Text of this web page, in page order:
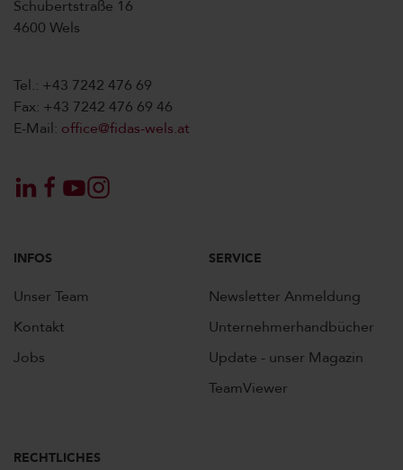
Schubertstraße 16
4600 Wels
Tel.: +43 7242 476 69
Fax: +43 7242 476 69 46
E-Mail: office@fidas-wels.at
INFOS
Unser Team
Kontakt
Jobs
SERVICE
Newsletter Anmeldung
Unternehmerhandbücher
Update - unser Magazin
TeamViewer
RECHTLICHES